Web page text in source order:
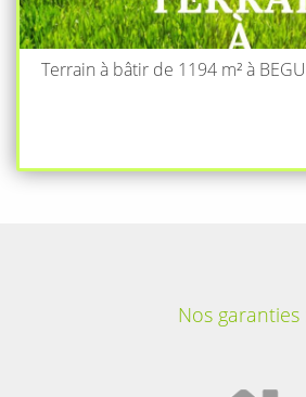
Terrain à bâtir de 1194 m² à
Nos garanties